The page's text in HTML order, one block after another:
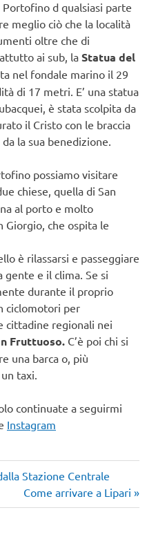
d qualsiasi parte
meglio ciò che la località
oltre che di
ai sub, la Statua del
nel fondale marino il 29
di 17 metri. E’ una statua
è stata scolpita da
il Cristo con le braccia
la sua benedizione.
possiamo visitare
chiese, quella di San
al porto e molto
Giorgio, che ospita le
è rilassarsi e passeggiare
e il clima. Se si
durante il proprio
ciclomotori per
cittadine regionali nei
Fruttuoso. C’è poi chi si
una barca o, più
taxi.
continuate a seguirmi
Instagram
Stazione Centrale
Articolo
successivo:
Come arrivare a Lipari